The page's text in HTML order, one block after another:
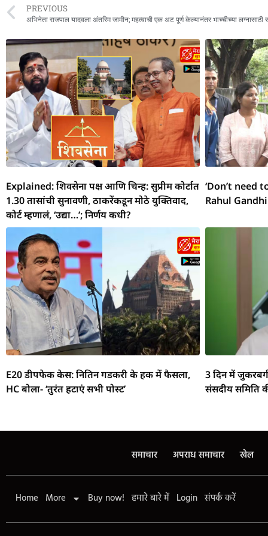
e
b
o
o
k
s
A
p
p
g
ra
m
e
n
g
er
l a
d
s
p
c
h
at
e
PREVIOUS
अभिनेता राजपाल यादवला अंतरिम जामीन; महत्वाची एक अट पूर्ण केल्यानंतर भाच्चीच्या लग्नासाठी
Explained: शिवसेना पक्ष आणि चिन्ह: सुप्रीम कोर्टात
1.30 तासांची सुनावणी, ठाकरेंकडून मोठे युक्तिवाद,
कोर्ट म्हणालं, ‘उद्या…’; निर्णय कधी?
‘Don’t need
Rahul
E20 डीपफेक केस: नितिन गडकरी के हक में फैसला,
HC बोला- ‘तुरंत हटाएं सभी पोस्ट’
3 दिन में
संसदीय समिति
समाचार अपराध समाचार खेल
Home More Buy now! हमारे बारे में Login संपर्क करें